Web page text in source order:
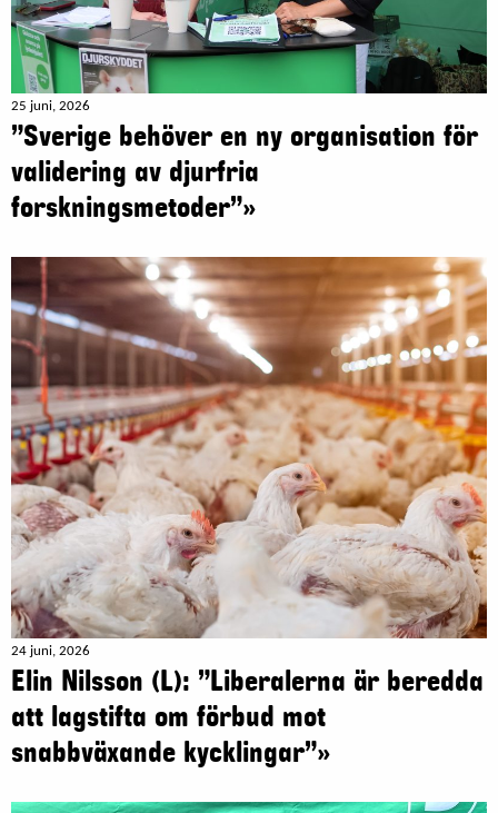
25 juni, 2026
”Sverige behöver en ny organisation för
validering av djurfria
forskningsmetoder”»
24 juni, 2026
Elin Nilsson (L): ”Liberalerna är beredda
att lagstifta om förbud mot
snabbväxande kycklingar”»